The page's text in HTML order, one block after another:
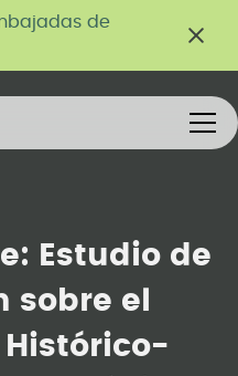
de
Estudio de
sobre el
Histórico-